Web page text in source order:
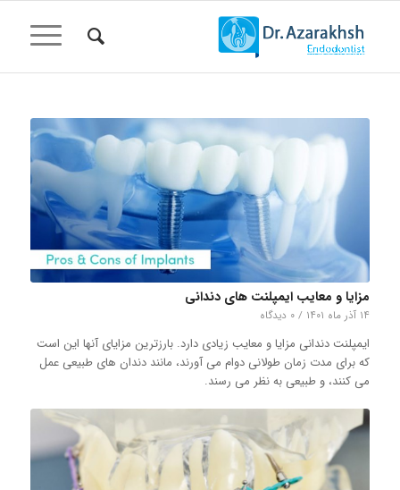
مزایا و معایب ایمپلنت های دندانی
۱۴ آذر ماه ۱۴۰۱ / ۰ دیدگاه
ایمپلنت دندانی مزایا و معایب زیادی دارد. بارزترین مزایای آنها این است
که برای مدت زمان طولانی دوام می آورند، مانند دندان های طبیعی عمل
می کنند، و طبیعی به نظر می رسند.